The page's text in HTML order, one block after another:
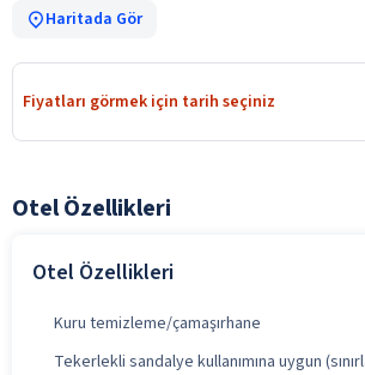
Haritada Gör
Fiyatları görmek için tarih seçiniz
Otel Özellikleri
Otel Özellikleri
Kuru temizleme/çamaşırhane
Tekerlekli sandalye kullanımına uygun